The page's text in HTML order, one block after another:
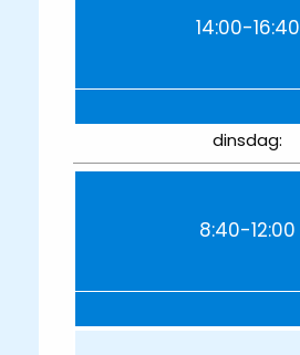
14:00-16:40
dinsdag:
8:40-12:00